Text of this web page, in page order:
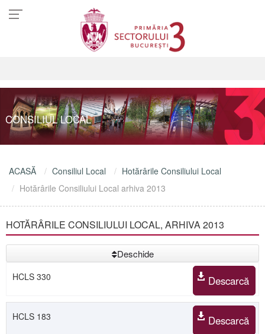
CONSILIUL LOCAL
ACASĂ Consiliul Local
Hotărârile Consiliului Local
Hotărârile Consiliului Local arhiva 2013
HOTĂRÂRILE CONSILIULUI LOCAL, ARHIVA 2013
Deschide
HCLS 330 Descarcă
HCLS 183 Descarcă